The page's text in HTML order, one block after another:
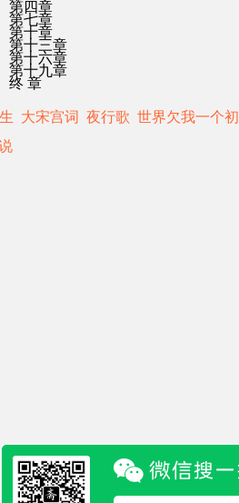
第四章
第七章
第十章
第十三章
第十六章
第十九章
终 章
大宋宫词 夜行歌 世界欠我一个